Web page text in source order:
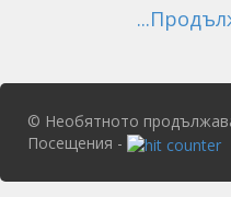
© Необятното
Посещения -